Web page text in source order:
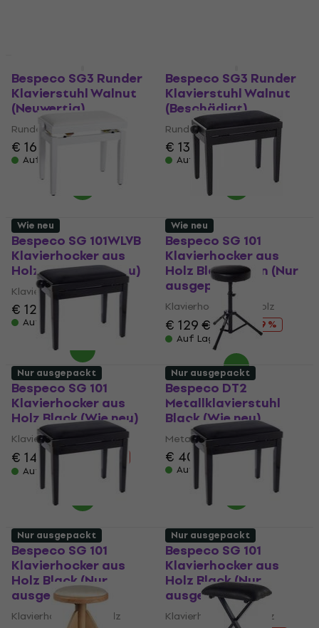
Bespeco SG3 Runder
Klavierstuhl Walnut
(Neuwertig)
Runder Klavierstuhl
€ 167
Auf Lager
Bespeco SG3 Runder
Klavierstuhl Walnut
(Beschädigt)
Runder Klavierstuhl
€ 136 € 142
Auf Lager
Bespeco SG 101WLVB
Klavierhocker aus
Holz White (Wie neu)
Klavierhocker aus Holz
€ 127
Auf Lager
Bespeco SG 101
Klavierhocker aus
Holz Black Satin (Nur
ausgepackt)
Klavierhocker aus Holz
€ 129€ 141
- 9 %
Auf Lager
Wie neu
Bespeco SG 101
Klavierhocker aus
Holz Black (Wie neu)
Klavierhocker aus Holz
€ 146 € 153
- 5 %
Auf Lager
Wie neu
Bespeco DT2
Metallklavierstuhl
Black (Wie neu)
Metallklavierstuhl
€ 40 € 42,90
Auf Lager
Nur ausgepackt
Bespeco SG 101
Klavierhocker aus
Holz Black (Nur
ausgepackt)
Klavierhocker aus Holz
Nur ausgepackt
Bespeco SG 101
Klavierhocker aus
Holz Black (Nur
ausgepackt)
Klavierhocker aus Holz
Nur ausgepackt Nur ausgepackt